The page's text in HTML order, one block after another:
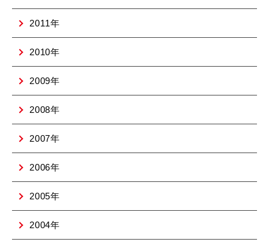
2011年
2010年
2009年
2008年
2007年
2006年
2005年
2004年